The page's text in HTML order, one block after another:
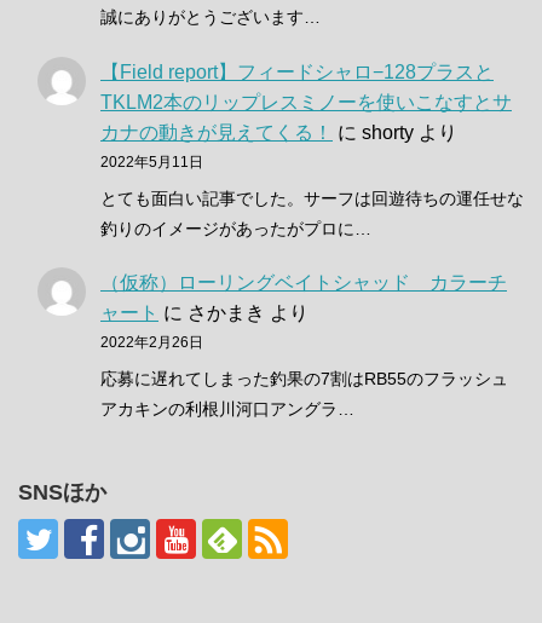
誠にありがとうございます…
【Field report】フィードシャロ−128プラスと
TKLM2本のリップレスミノーを使いこなすとサ
カナの動きが見えてくる！
に shorty より
2022年5月11日
とても面白い記事でした。サーフは回遊待ちの運任せな
釣りのイメージがあったがプロに…
（仮称）ローリングベイトシャッド カラーチ
ャート に さかまき より
2022年2月26日
応募に遅れてしまった釣果の7割はRB55のフラッシュ
アカキンの利根川河口アングラ…
SNSほか